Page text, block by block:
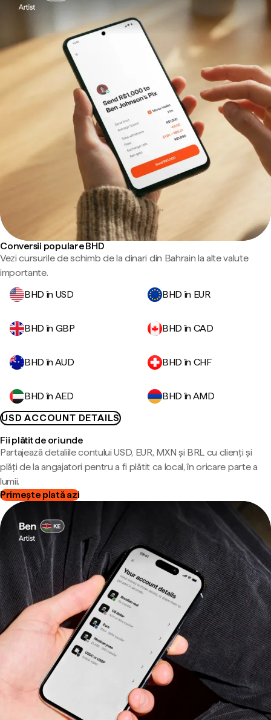
Conversii populare BHD
Vezi cursurile de schimb de la dinari din Bahrain la alte valute
importante.
BHD în USD
BHD în EUR
BHD în GBP BHD în CAD
BHD în AUD BHD în CHF
BHD în AED
BHD în AMD
USD ACCOUNT DETAILS
Fii plătit de oriunde
Partajează detaliile contului USD, EUR, MXN și BRL cu clienți și
plăți de la angajatori pentru a fi plătit ca local, în oricare parte a
lumii.
Primește plată azi